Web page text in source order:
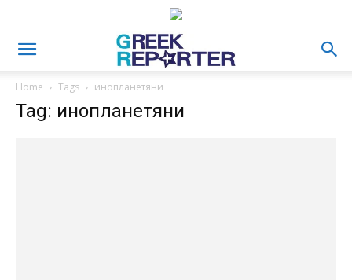
Home Tags инопланетяни
Tag: инопланетяни